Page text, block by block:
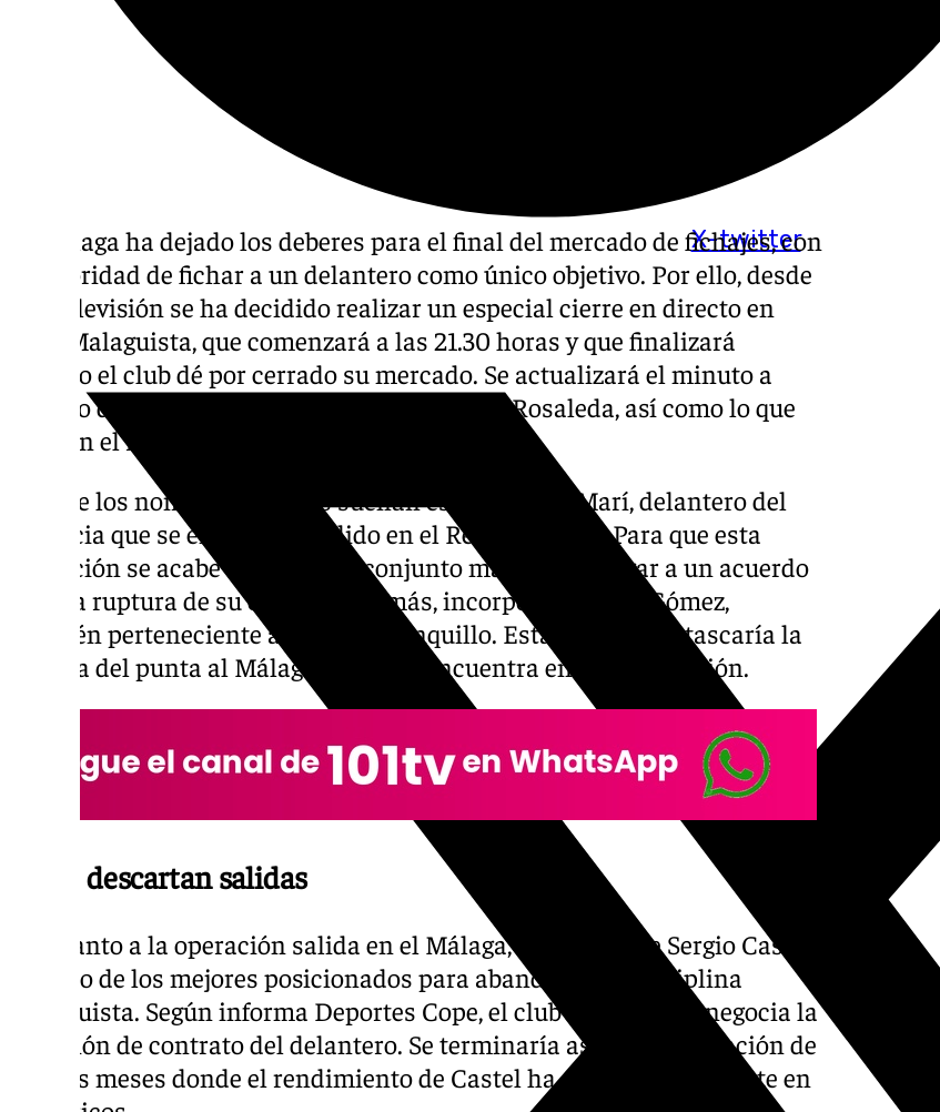
X-twitter
El Málaga ha dejado los deberes para el final del mercado de fichajes, con
la prioridad de fichar a un delantero como único objetivo. Por ello, desde
101 Televisión se ha decidido realizar un especial cierre en directo en
Área Malaguista, que comenzará a las 21.30 horas y que finalizará
cuando el club dé por cerrado su mercado. Se actualizará el minuto a
minuto de lo que ocurra en las oficinas de La Rosaleda, así como lo que
pase en el resto de la categoría.
Uno de los nombres que más suenan es de Alberto Marí, delantero del
Valencia que se encuentra cedido en el Real Zaragoza. Para que esta
operación se acabe cerrando, el conjunto maño debe llegar a un acuerdo
para la ruptura de su cesión y, además, incorporar a Dani Gómez,
también perteneciente al cuadro blanquillo. Esta salida desatascaría la
llegada del punta al Málaga, quien se encuentra en mejor posición.
No se descartan salidas
En cuanto a la operación salida en el Málaga, el nombre de Sergio Castel
era uno de los mejores posicionados para abandonar la disciplina
malaguista. Según informa Deportes Cope, el club blanquiazul negocia la
rescisión de contrato del delantero. Se terminaría así una vinculación de
apenas meses donde el rendimiento de Castel ha sido decepcionante en